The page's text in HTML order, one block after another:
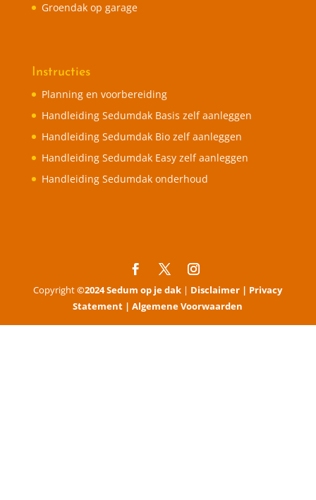
Groendak op garage
Instructies
Planning en voorbereiding
Handleiding Sedumdak Basis zelf aanleggen
Handleiding Sedumdak Bio zelf aanleggen
Handleiding Sedumdak Easy zelf aanleggen
Handleiding Sedumdak onderhoud
Copyright©2024 Sedum op je dak | Disclaimer | Privacy
Statement |Algemene Voorwaarden